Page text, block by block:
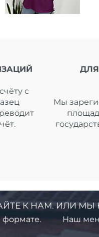
с
Мы
К НАМ. ИЛИ МЫ
формате. Наш